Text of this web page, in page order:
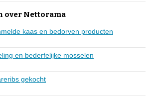
over Nettorama
kaas en bedorven producten
en bederfelijke mosselen
gekocht